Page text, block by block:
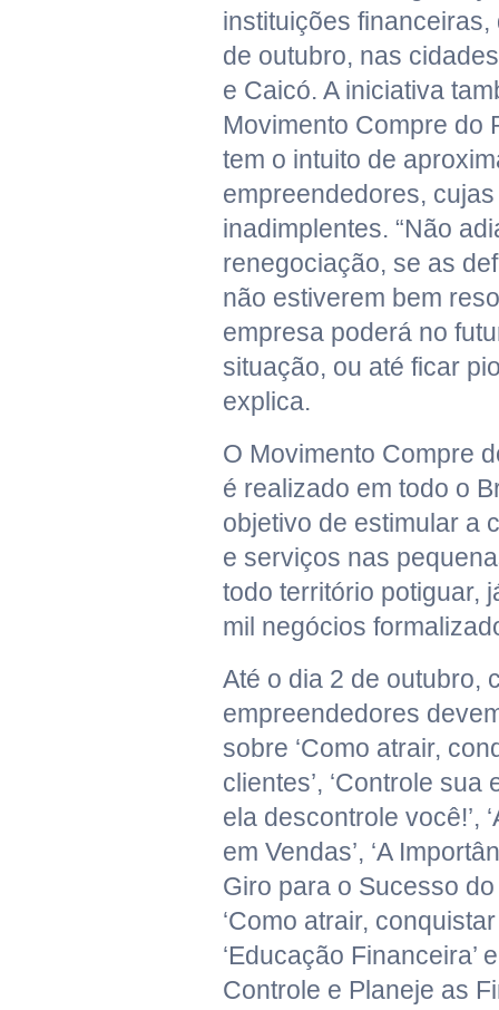
instituições
de outubro, nas
e Caicó. A iniciativa
Movimento Compre do
tem o intuito de
empreendedores,
inadimplentes. “Não
renegociação, se as
não estiverem bem
empresa poderá no
situação, ou até ficar
explica.
O Movimento Compre
é realizado em todo o
objetivo de estimular a
e serviços nas
todo território potiguar,
mil negócios
Até o dia 2 de outubro,
empreendedores
sobre ‘Como atrair,
clientes’, ‘Controle
ela descontrole você!’,
em Vendas’, ‘A
Giro para o Sucesso do
‘Como atrair,
‘Educação Financeira’
Controle e Planeje as